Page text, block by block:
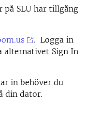
på SLU har tillgång
. Logga in
alternativet Sign In
in behöver du
din dator.